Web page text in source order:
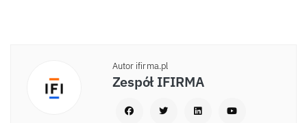
Autor ifirma.pl
Zespół IFIRMA